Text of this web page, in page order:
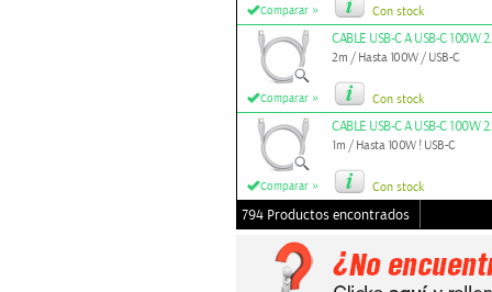
Comparar » Con stock
Comparar »
CABLE USB-C A USB-C 100W
2m / Hasta 100W / USB-C
Con stock
Comparar »
CABLE USB-C A USB-C 100W
1m / Hasta 100W ! USB-C
Con stock
794 Productos encontrados